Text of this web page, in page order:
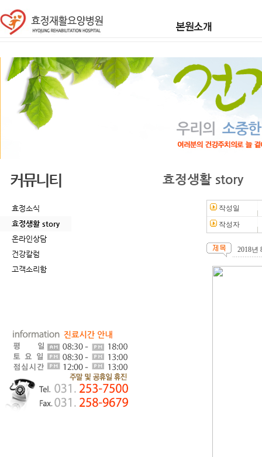
커뮤니티
효정소식
효정생활 story
온라인상담
건강칼럼
고객소리함
효정생활 story
작성일
작성자
2018년